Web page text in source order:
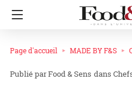
Page d'accueil MADE BY F&S
Food & Sens dans